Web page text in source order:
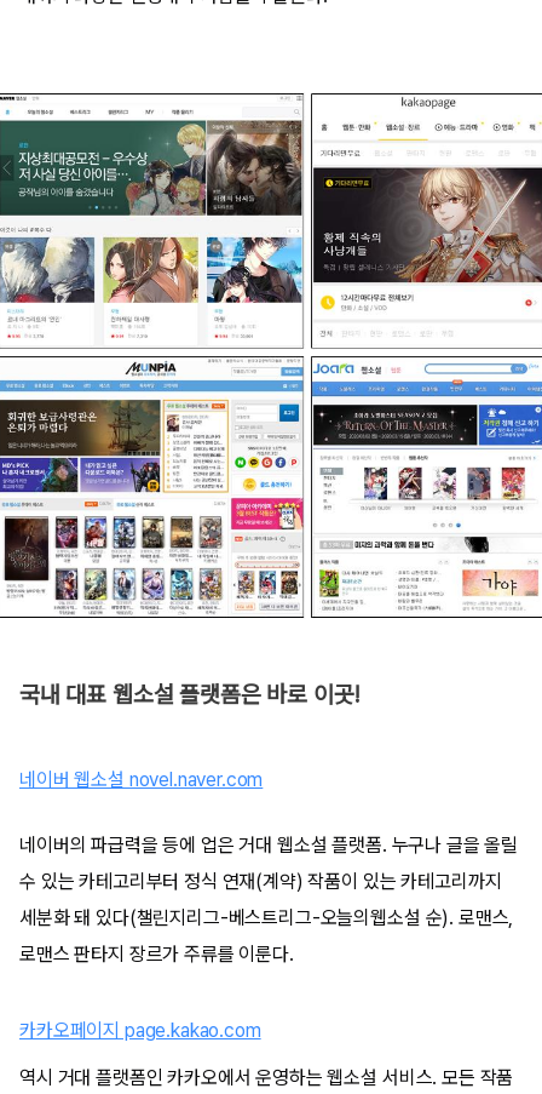
국내 대표 웹소설 플랫폼은 바로 이곳!
네이버 웹소설 novel.naver.com
네이버의 파급력을 등에 업은 거대 웹소설 플랫폼. 누구나 글을 올릴
수 있는 카테고리부터 정식 연재(계약) 작품이 있는 카테고리까지
세분화 돼 있다(챌린지리그-베스트리그-오늘의웹소설 순). 로맨스,
로맨스 판타지 장르가 주류를 이룬다.
카카오페이지 page.kakao.com
역시 거대 플랫폼인 카카오에서 운영하는 웹소설 서비스. 모든 작품